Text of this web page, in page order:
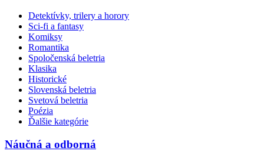
Detektívky, trilery a horory
Sci-fi a fantasy
Komiksy
Romantika
Spoločenská beletria
Klasika
Historické
Slovenská beletria
Svetová beletria
Poézia
Ďalšie kategórie
Náučná a odborná